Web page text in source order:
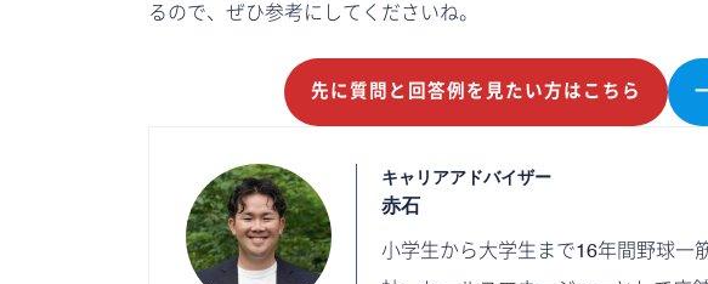
るので、ぜひ参考にしてくださいね。
先に質問と回答例を見たい方はこちら
キャリアアドバイザー
赤石
小学生から大学生まで16年間野球一